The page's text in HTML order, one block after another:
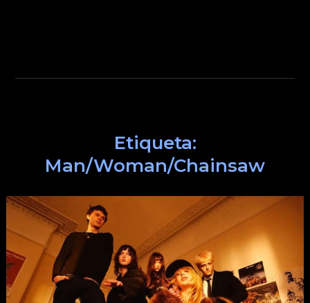
Etiqueta:
Man/Woman/Chainsaw